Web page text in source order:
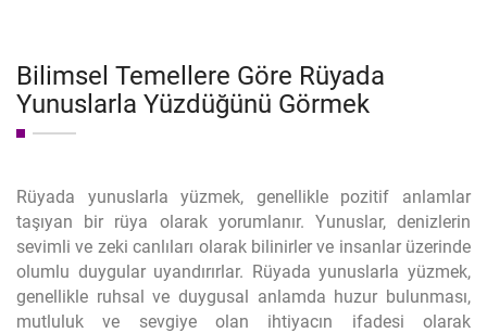
Bilimsel Temellere Göre Rüyada
Yunuslarla Yüzdüğünü Görmek
Rüyada yunuslarla yüzmek, genellikle pozitif anlamlar
taşıyan bir rüya olarak yorumlanır. Yunuslar, denizlerin
sevimli ve zeki canlıları olarak bilinirler ve insanlar üzerinde
olumlu duygular uyandırırlar. Rüyada yunuslarla yüzmek,
genellikle ruhsal ve duygusal anlamda huzur bulunması,
mutluluk ve sevgiye olan ihtiyacın ifadesi olarak